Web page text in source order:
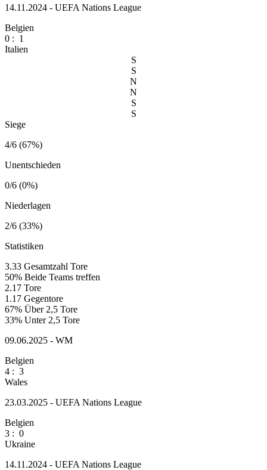
14.11.2024 - UEFA Nations League
Belgien
0 : 1
Italien
S
S
N
N
S
S
Siege
4/6 (67%)
Unentschieden
0/6 (0%)
Niederlagen
2/6 (33%)
Statistiken
3.33 Gesamtzahl Tore
50% Beide Teams treffen
2.17 Tore
1.17 Gegentore
67% Über 2,5 Tore
33% Unter 2,5 Tore
09.06.2025 - WM
Belgien
4 : 3
Wales
23.03.2025 - UEFA Nations League
Belgien
3 : 0
Ukraine
14.11.2024 - UEFA Nations League